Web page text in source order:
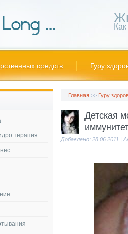
средств Гуру
Главная>> Гуру
Детская
Добавлено: 28.06.2011 |
терапия